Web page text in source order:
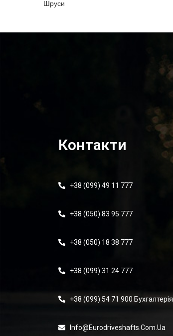
Шруси
Контакти
+38 (099) 49 11 777
+38 (050) 83 95 777
+38 (050) 18 38 777
+38 (099) 31 24 777
+38 (099) 54 71 900 Бухгалтерія
Info@eurodriveshafts.com.ua